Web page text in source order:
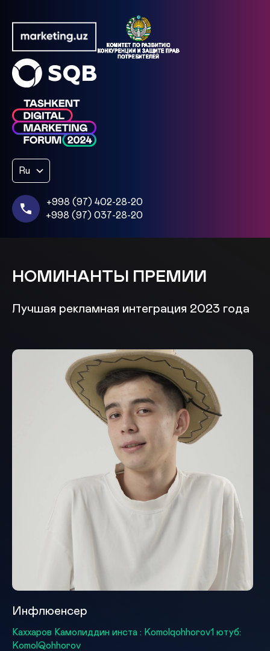
Ru
+998 (97) 402-28-20
+998 (97) 037-28-20
НОМИНАНТЫ ПРЕМИИ
Лучшая рекламная интеграция 2023 года
Инфлюенсер
Каххаров Камолиддин инста : Komolqohhorov1 ютуб:
KomolQohhorov